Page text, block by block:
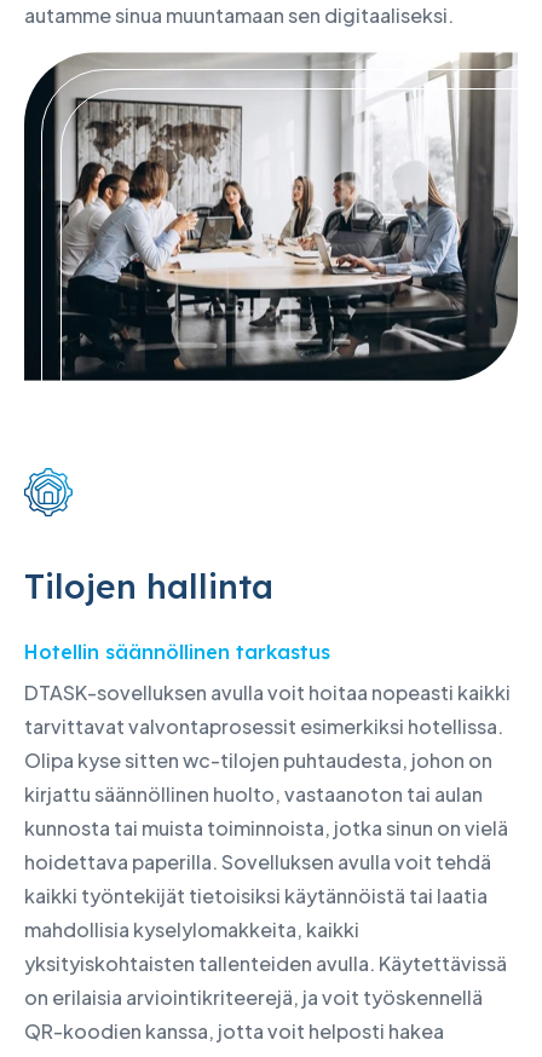
autamme sinua muuntamaan sen digitaaliseksi.
Tilojen hallinta
Hotellin säännöllinen tarkastus
DTASK-sovelluksen avulla voit hoitaa nopeasti kaikki
tarvittavat valvontaprosessit esimerkiksi hotellissa.
Olipa kyse sitten wc-tilojen puhtaudesta, johon on
kirjattu säännöllinen huolto, vastaanoton tai aulan
kunnosta tai muista toiminnoista, jotka sinun on vielä
hoidettava paperilla. Sovelluksen avulla voit tehdä
kaikki työntekijät tietoisiksi käytännöistä tai laatia
mahdollisia kyselylomakkeita, kaikki
yksityiskohtaisten tallenteiden avulla. Käytettävissä
on erilaisia arviointikriteerejä, ja voit työskennellä
QR-koodien kanssa, jotta voit helposti hakea